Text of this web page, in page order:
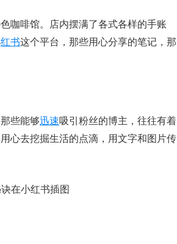
咖啡馆。店内摆满了各式各样的手账
红书这个平台，那些用心分享的笔记，那
些能够迅速吸引粉丝的博主，往往有着
心去挖掘生活的点滴，用文字和图片传